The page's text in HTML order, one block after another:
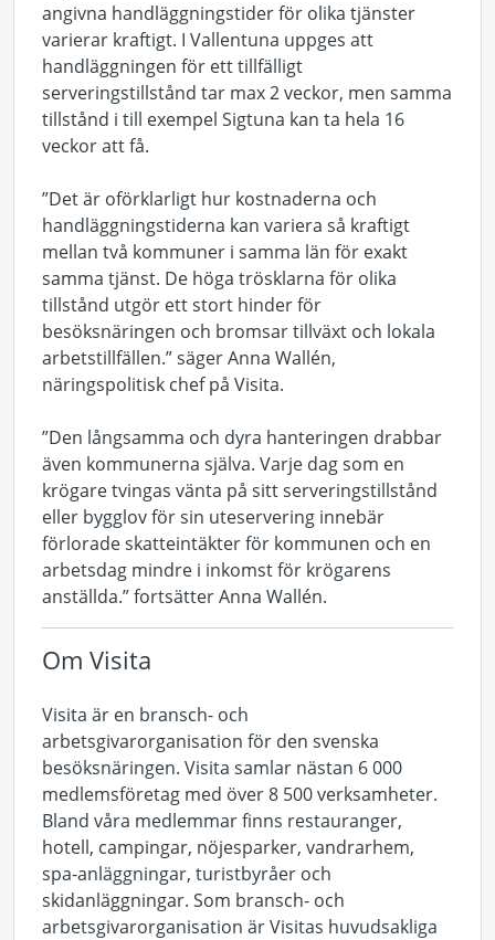
angivna handläggningstider för olika tjänster
varierar kraftigt. I Vallentuna uppges att
handläggningen för ett tillfälligt
serveringstillstånd tar max 2 veckor, men samma
tillstånd i till exempel Sigtuna kan ta hela 16
veckor att få.
”Det är oförklarligt hur kostnaderna och
handläggningstiderna kan variera så kraftigt
mellan två kommuner i samma län för exakt
samma tjänst. De höga trösklarna för olika
tillstånd utgör ett stort hinder för
besöksnäringen och bromsar tillväxt och lokala
arbetstillfällen.” säger Anna Wallén,
näringspolitisk chef på Visita.
”Den långsamma och dyra hanteringen drabbar
även kommunerna själva. Varje dag som en
krögare tvingas vänta på sitt serveringstillstånd
eller bygglov för sin uteservering innebär
förlorade skatteintäkter för kommunen och en
arbetsdag mindre i inkomst för krögarens
anställda.” fortsätter Anna Wallén.
Om Visita
Visita är en bransch- och
arbetsgivarorganisation för den svenska
besöksnäringen. Visita samlar nästan 6 000
medlemsföretag med över 8 500 verksamheter.
Bland våra medlemmar finns restauranger,
hotell, campingar, nöjesparker, vandrarhem,
spa-anläggningar, turistbyråer och
skidanläggningar. Som bransch- och
arbetsgivarorganisation är Visitas huvudsakliga